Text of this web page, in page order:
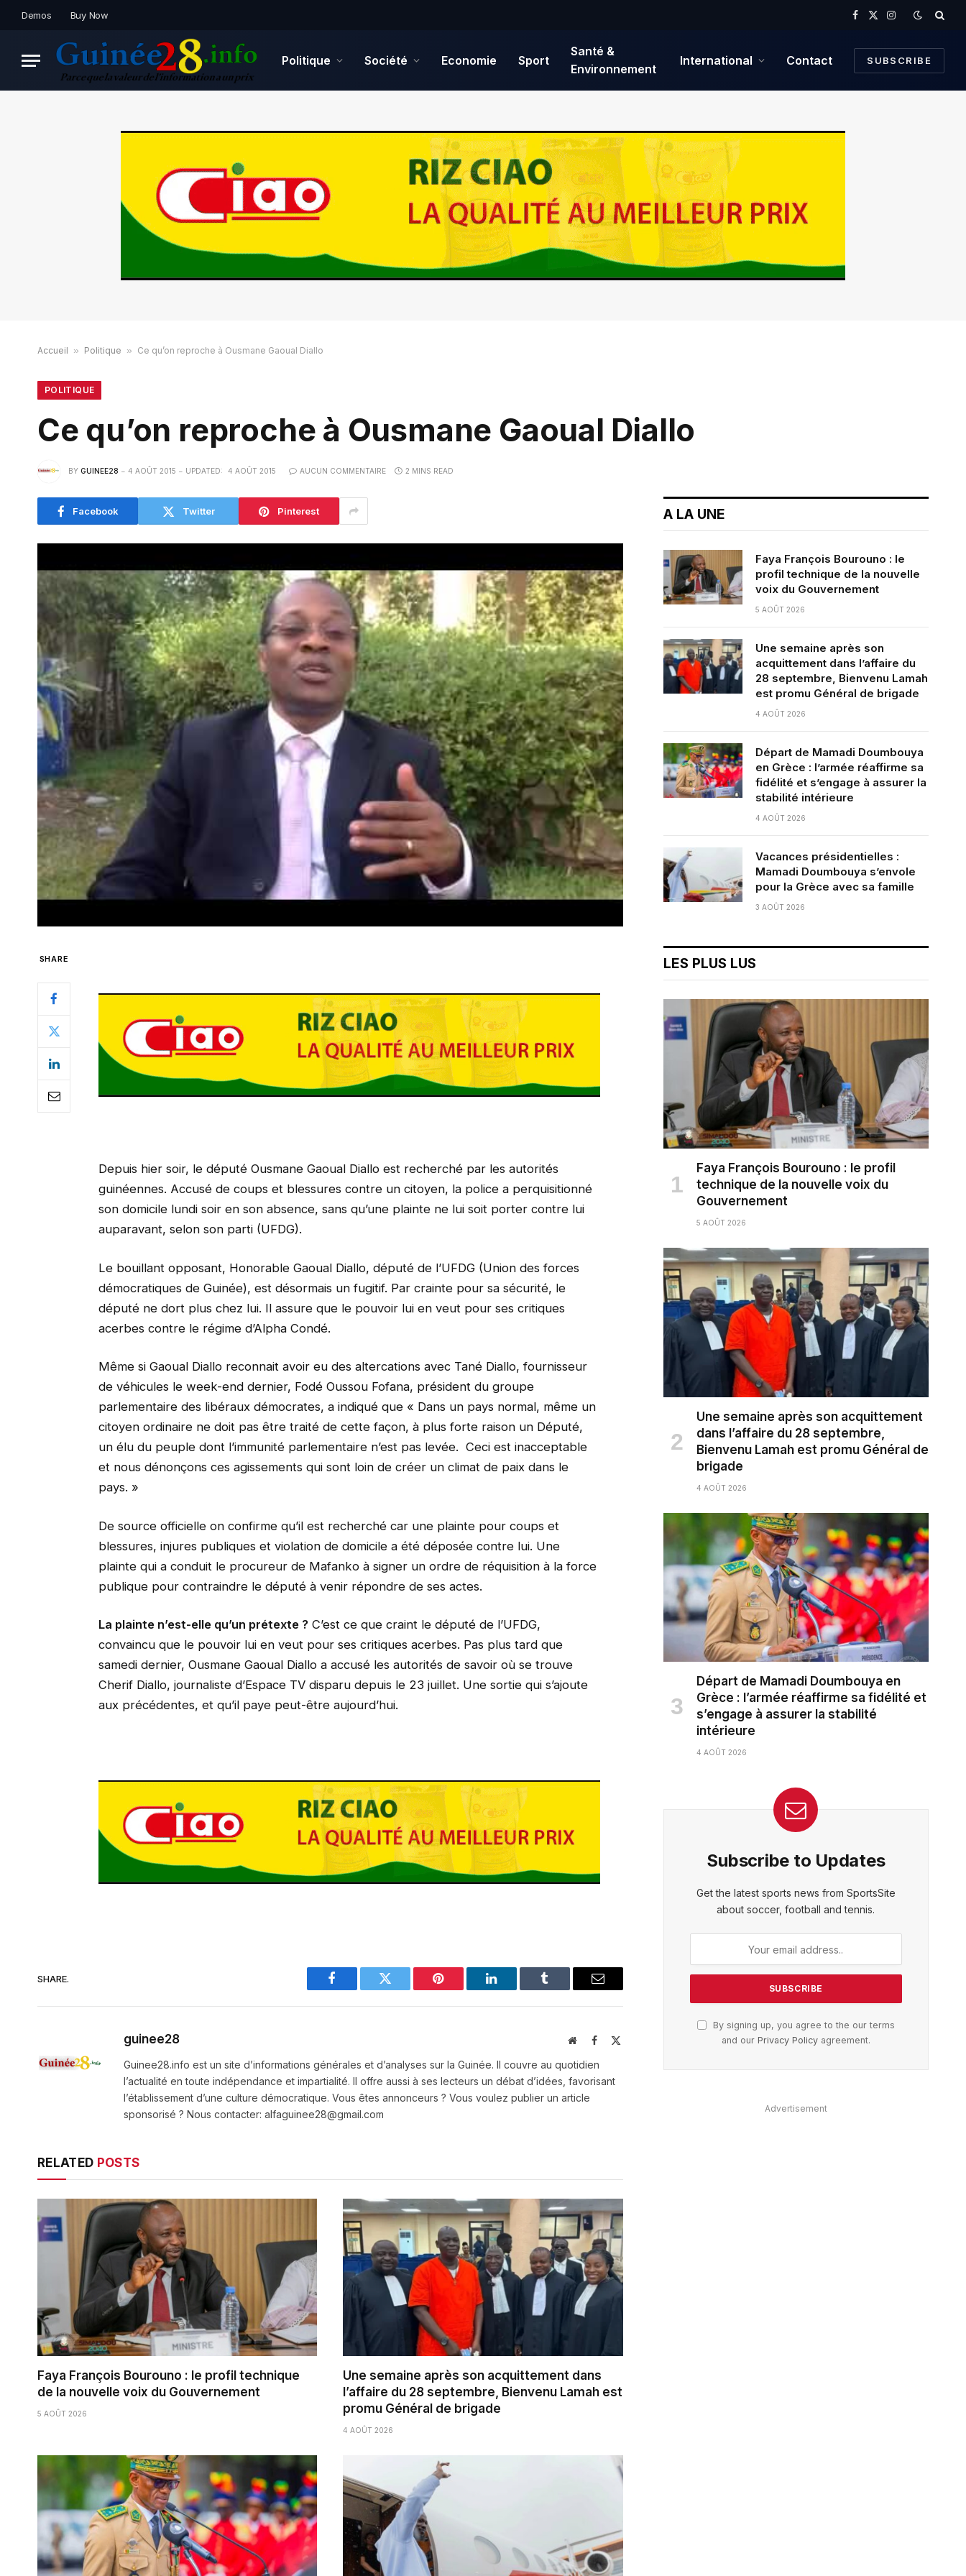
Demos Buy Now
Facebook
X
Instagram
Politique Société Economie Sport
Santé &
Environnement
International Contact SUBSCRIBE
Accueil » Politique » Ce qu’on reproche à Ousmane Gaoual Diallo
POLITIQUE
Ce qu’on reproche à Ousmane Gaoual Diallo
BY GUINEE28 4 AOÛT 2015 UPDATED: 4 AOÛT 2015 AUCUN COMMENTAIRE 2 MINS READ
Facebook Twitter Pinterest
SHARE
Depuis hier soir, le député Ousmane Gaoual Diallo est recherché par les autorités
guinéennes. Accusé de coups et blessures contre un citoyen, la police a perquisitionné
son domicile lundi soir en son absence, sans qu’une plainte ne lui soit porter contre lui
auparavant, selon son parti (UFDG).
Le bouillant opposant, Honorable Gaoual Diallo, député de l’UFDG (Union des forces
démocratiques de Guinée), est désormais un fugitif. Par crainte pour sa sécurité, le
député ne dort plus chez lui. Il assure que le pouvoir lui en veut pour ses critiques
acerbes contre le régime d’Alpha Condé.
Même si Gaoual Diallo reconnait avoir eu des altercations avec Tané Diallo, fournisseur
de véhicules le week-end dernier, Fodé Oussou Fofana, président du groupe
parlementaire des libéraux démocrates, a indiqué que « Dans un pays normal, même un
citoyen ordinaire ne doit pas être traité de cette façon, à plus forte raison un Député,
un élu du peuple dont l’immunité parlementaire n’est pas levée. Ceci est inacceptable
et nous dénonçons ces agissements qui sont loin de créer un climat de paix dans le
pays. »
De source officielle on confirme qu’il est recherché car une plainte pour coups et
blessures, injures publiques et violation de domicile a été déposée contre lui. Une
plainte qui a conduit le procureur de Mafanko à signer un ordre de réquisition à la force
publique pour contraindre le député à venir répondre de ses actes.
La plainte n’est-elle qu’un prétexte ? C’est ce que craint le député de l’UFDG,
convaincu que le pouvoir lui en veut pour ses critiques acerbes. Pas plus tard que
samedi dernier, Ousmane Gaoual Diallo a accusé les autorités de savoir où se trouve
Cherif Diallo, journaliste d’Espace TV disparu depuis le 23 juillet. Une sortie qui s’ajoute
aux précédentes, et qu’il paye peut-être aujourd’hui.
SHARE.
Facebook Twitter Pinterest LinkedIn Tumblr Email
guinee28 WebsiteFacebook
X
Guinee28.info est un site d’informations générales et d’analyses sur la Guinée. Il couvre au quotidien
l’actualité en toute indépendance et impartialité. Il offre aussi à ses lecteurs un débat d’idées, favorisant
l’établissement d’une culture démocratique. Vous êtes annonceurs ? Vous voulez publier un article
sponsorisé ? Nous contacter: alfaguinee28@gmail.com
RELATED POSTS
Faya François Bourouno : le profil technique
de la nouvelle voix du Gouvernement
5 AOÛT 2026
Une semaine après son acquittement dans
l’affaire du 28 septembre, Bienvenu Lamah est
promu Général de brigade
4 AOÛT 2026
A LA UNE
Faya François Bourouno : le
profil technique de la nouvelle
voix du Gouvernement
5 AOÛT 2026
Une semaine après son
acquittement dans l’affaire du
28 septembre, Bienvenu Lamah
est promu Général de brigade
4 AOÛT 2026
Départ de Mamadi Doumbouya
en Grèce : l’armée réaffirme sa
fidélité et s’engage à assurer la
stabilité intérieure
4 AOÛT 2026
Vacances présidentielles :
Mamadi Doumbouya s’envole
pour la Grèce avec sa famille
3 AOÛT 2026
LES PLUS LUS
Faya François Bourouno : le profil
technique de la nouvelle voix du
Gouvernement
5 AOÛT 2026
Une semaine après son acquittement
dans l’affaire du 28 septembre,
Bienvenu Lamah est promu Général de
brigade
4 AOÛT 2026
Départ de Mamadi Doumbouya en
Grèce : l’armée réaffirme sa fidélité et
s’engage à assurer la stabilité
intérieure
4 AOÛT 2026
Subscribe to Updates
Get the latest sports news from SportsSite
about soccer, football and tennis.
By signing up, you agree to the our terms
and our Privacy Policyagreement.
Advertisement